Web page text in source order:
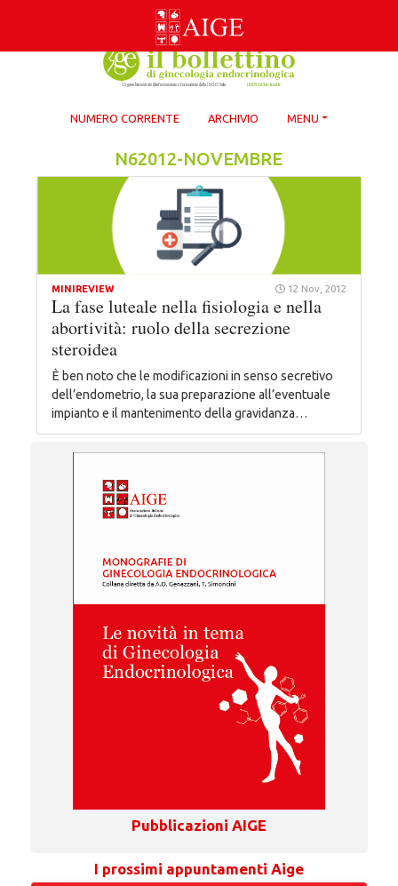
NUMERO CORRENTE ARCHIVIO MENU
N62012-NOVEMBRE
MINIREVIEW 12 Nov, 2012
La fase luteale nella fisiologia e nella
abortività: ruolo della secrezione
steroidea
È ben noto che le modificazioni in senso secretivo
dell’endometrio, la sua preparazione all’eventuale
impianto e il mantenimento della gravidanza…
Pubblicazioni AIGE
I prossimi appuntamenti Aige